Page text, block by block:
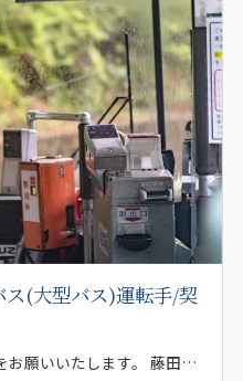
(大型バス)運転手/契
送迎バス(大型バス)の運行業務をお願いいたします。 藤田医科大学の学生方々の送迎をおこないます。 運転する大型バスは、送迎タイプ又は観光タイプ。 前後駅～学校の短い距離(片道4～5.5K程度)を決まったルートで走行します。(最大で7本程度) もちろん休憩時間もしっかりと確保できます。 夏休みや春休みなど、学生さんの送迎がなくなる時期は、他業務(自動車学校スクールバスや企業送迎、貸切運行等)が多数あります。 【研修について】 ●1ヶ月程度 ・所長、課長等による事前教養・リーダー・サブリーダーによる運転教養 ・定期便のルート見習い・毎月の安全研修会 ※先輩がマンツーマンで指導します！